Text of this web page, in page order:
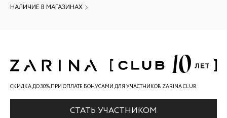
НАЛИЧИЕ В МАГАЗИНАХ
СКИДКА ДО 30% ПРИ ОПЛАТЕ БОНУСАМИ ДЛЯ УЧАСТНИКОВ ZARINA CLUB
СТАТЬ УЧАСТНИКОМ